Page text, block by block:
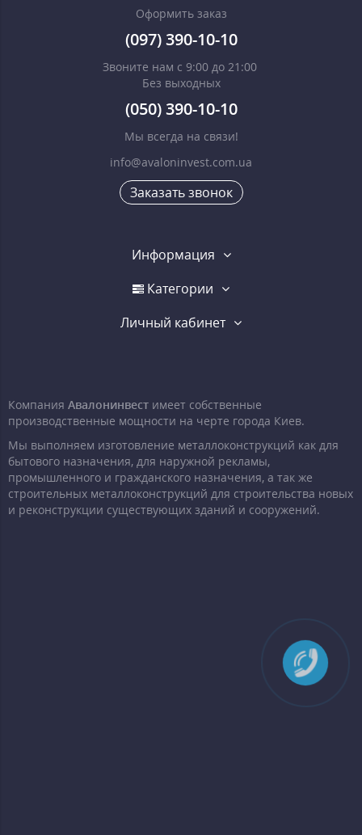
Оформить заказ
(097) 390-10-10
Звоните нам с 9:00 до 21:00
Без выходных
(050) 390-10-10
Мы всегда на связи!
info@avaloninvest.com.ua
Заказать звонок
Информация
Категории
Личный кабинет
Компания Авалонинвест имеет собственные
производственные мощности на черте города Киев.
Мы выполняем изготовление металлоконструкций как для
бытового назначения, для наружной рекламы,
промышленного и гражданского назначения, а так же
строительных металлоконструкций для строительства новых
и реконструкции существующих зданий и сооружений.